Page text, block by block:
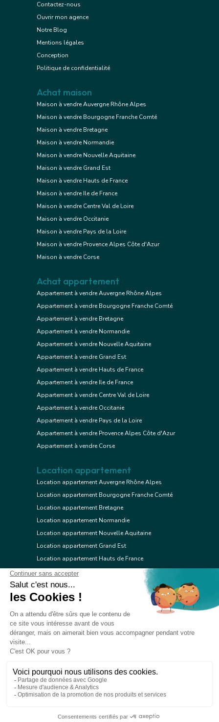
Contactez-nous
Ouvrir mon agence
Notre Blog
Mentions légales
Conception
Politique de confidentialité
© 2026 Réseau immobilier l'Adresse
Achat maison
Maison à vendre Auvergne Rhône Alpes
Maison à vendre Bourgogne Franche Comté
Maison à vendre Bretagne
Maison à vendre Normandie
Maison à vendre Nouvelle Aquitaine
Maison à vendre Grand Est
Maison à vendre Hauts de France
Maison à vendre Ile de France
Maison à vendre Centre Val de Loire
Maison à vendre Occitanie
Maison à vendre Pays de la Loire
Maison à vendre Provence Alpes Côte d'Azur
Maison à vendre Corse
Achat appartement
Appartement à vendre Auvergne Rhône Alpes
Appartement à vendre Bourgogne Franche Comté
Appartement à vendre Bretagne
Appartement à vendre Normandie
Appartement à vendre Nouvelle Aquitaine
Appartement à vendre Grand Est
Appartement à vendre Hauts de France
Appartement à vendre Ile de France
Appartement à vendre Centre Val de Loire
Appartement à vendre Occitanie
Appartement à vendre Pays de la Loire
Appartement à vendre Provence Alpes Côte d'Azur
Appartement à vendre Corse
Location appartement
Location appartement Auvergne Rhône Alpes
Location appartement Bourgogne Franche Comté
Location appartement Bretagne
Location appartement Normandie
Location appartement Nouvelle Aquitaine
Location appartement Grand Est
Location appartement Hauts de France
Location appartement Ile de France
Location appartement Centre Val de Loire
Location appartement Occitanie
Location appartement Provence Alpes Côte d'Azur
Location appartement Corse